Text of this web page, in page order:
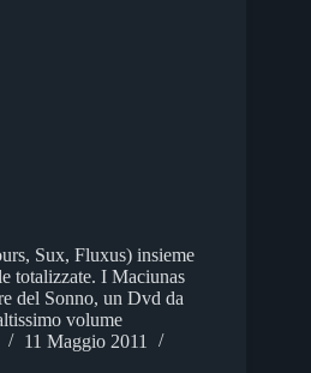
Sux, Fluxus) insieme
totalizzate. I Maciunas
del Sonno, un Dvd da
volume
11 Maggio 2011